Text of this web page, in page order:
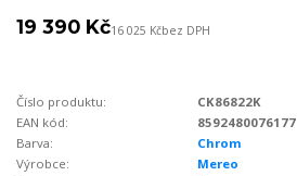
19 390 Kč16 025 Kčbez DPH
Číslo produktu:
CK86822K
EAN kód:
8592480076177
Barva:
Chrom
Výrobce:
Mereo